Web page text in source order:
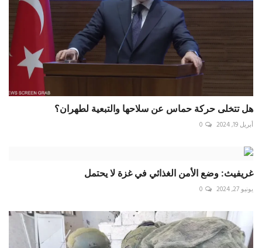
هل تتخلى حركة حماس عن سلاحها والتبعية لطهران؟
أبريل 19, 2024 0
غريفيث: وضع الأمن الغذائي في غزة لا يحتمل
يونيو 27, 2024 0